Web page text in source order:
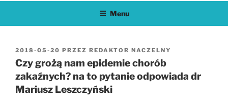
Menu
OPUBLIKOWANE
W
2018-05-20 PRZEZ REDAKTOR NACZELNY
Czy grożą nam epidemie chorób
zakaźnych? na to pytanie odpowiada dr
Mariusz Leszczyński